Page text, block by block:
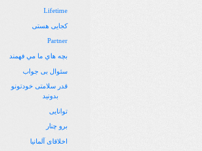
Lifetime
کجایی هستی
Partner
بچه هاي ما مي فهمند
سئوال بی جواب
قدر سلامتی خودتونو
بدونید
توانایی
برو چنار
اخلاقای آلمانیا